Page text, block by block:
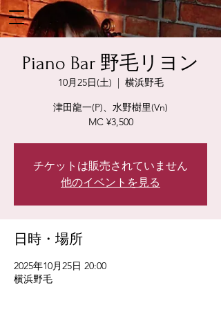
Piano Bar 野毛リヨン
10月25日(土)
  |
横浜野毛
津田龍一(P)、水野樹里(Vn)
MC ¥3,500
チケットは販売されていません
他のイベントを見る
日時・場所
2025年10月25日 20:00
横浜野毛